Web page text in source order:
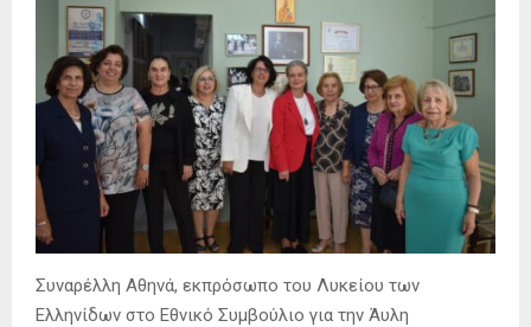
Συναρέλλη Αθηνά, εκπρόσωπο του Λυκείου των
Ελληνίδων στο Εθνικό Συμβούλιο για την Άυλη